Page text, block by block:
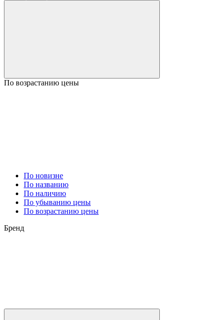
По возрастанию цены
По новизне
По названию
По наличию
По убыванию цены
По возрастанию цены
Бренд